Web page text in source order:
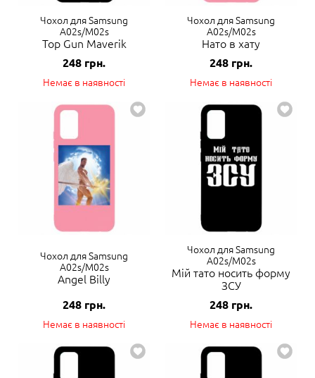
Чохол для Samsung
A02s/M02s
Top Gun Maverik
248 грн.
Немає в наявності
Чохол для Samsung
A02s/M02s
Нато в хату
248 грн.
Немає в наявності
Чохол для Samsung
A02s/M02s
Angel Billy
248 грн.
Немає в наявності
Чохол для Samsung
A02s/M02s
Мій тато носить форму
ЗСУ
248 грн.
Немає в наявності